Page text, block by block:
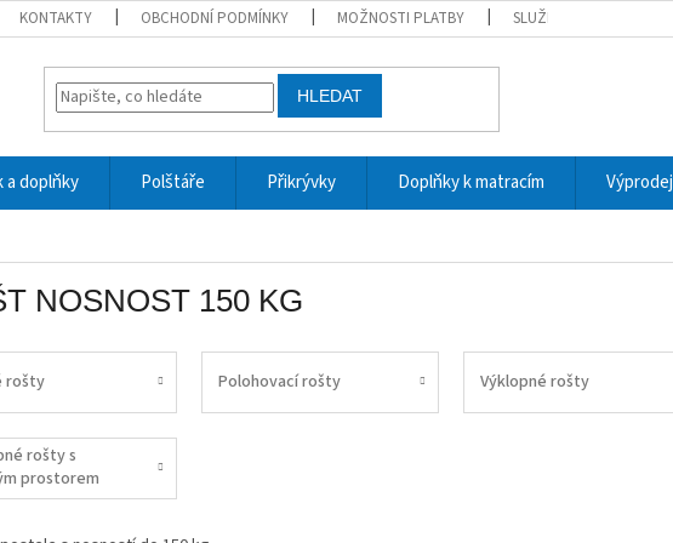
KONTAKTY OBCHODNÍ PODMÍNKY MOŽNOSTI PLATBY SLUŽBY A DOPRAVA
HLEDAT
a doplňky Polštáře Přikrývky Doplňky k matracím Výprodej
NOSNOST 150 KG
rošty Polohovací rošty Výklopné rošty
rošty s
prostorem